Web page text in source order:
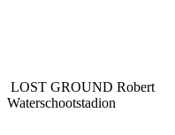
LOST GROUND Robert
Waterschootstadion